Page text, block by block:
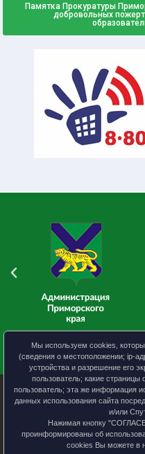
Памятка Прокуратуры
добровольных
Политика
Мы используем cookies,
(сведения о местоположении; ip-
устройства и разрешение его
пользователь; какие страницы
пользователь; эта же информация
данных использования сайта
и/или
Нажимая кнопку
проинформированы об
cookies Вы можете в